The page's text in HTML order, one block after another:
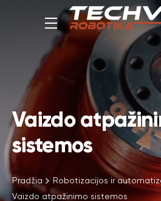
Vaizdo
sistemos
Pradžia
Robotizacijos ir
Vaizdo atpažinimo sistemos